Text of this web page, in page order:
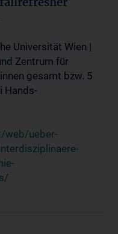
Universität Wien |
Zentrum für
gesamt bzw. 5
Hands-
web/ueber-